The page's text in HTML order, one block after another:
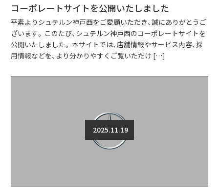
コーポレートサイトを公開いたしました
平素よりシュテルン神戸西をご愛顧いただき、誠にありがとうご
ざいます。 このたび、シュテルン神戸西のコーポレートサイトを
公開いたしました。 本サイトでは、店舗情報やサービス内容、採
用情報などを、より分かりやすくご覧いただけ […]
2025.11.19